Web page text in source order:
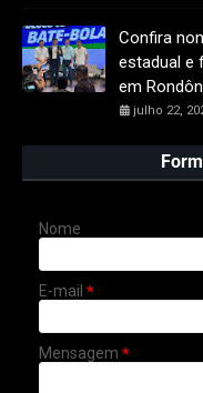
Confira
estadual e
em
julho 22,
Nome
E-mail *
Mensagem *